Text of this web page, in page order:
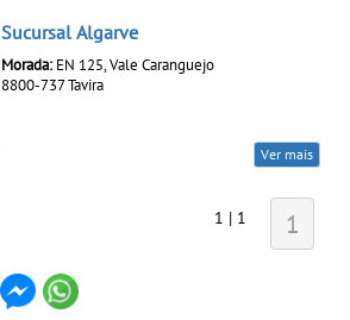
Sucursal Algarve
Morada: EN 125, Vale Caranguejo
8800-737 Tavira
Ver mais
1 | 1 1